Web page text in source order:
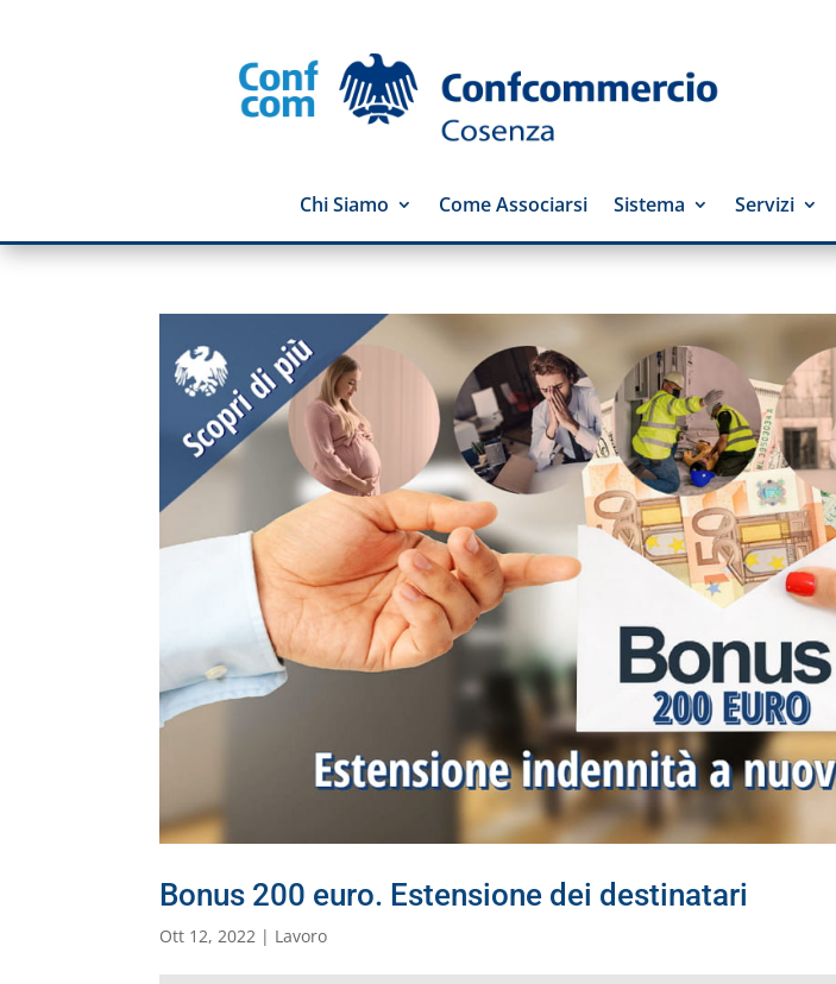
Chi Siamo Come Associarsi Sistema Servizi
Bonus 200 euro. Estensione dei destinatari
Ott 12, 2022 | Lavoro